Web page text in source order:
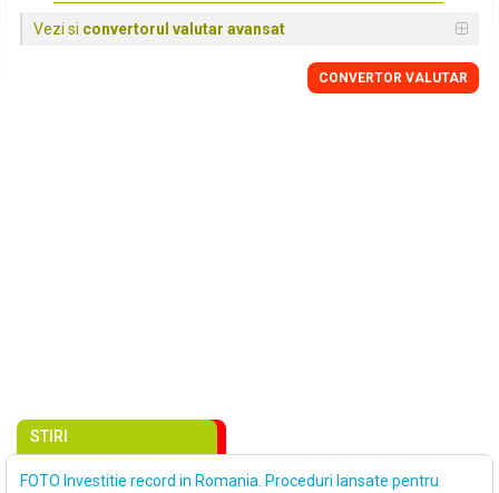
Vezi si convertorul valutar avansat
CONVERTOR VALUTAR
STIRI
FOTO Investitie record in Romania. Proceduri lansate pentru